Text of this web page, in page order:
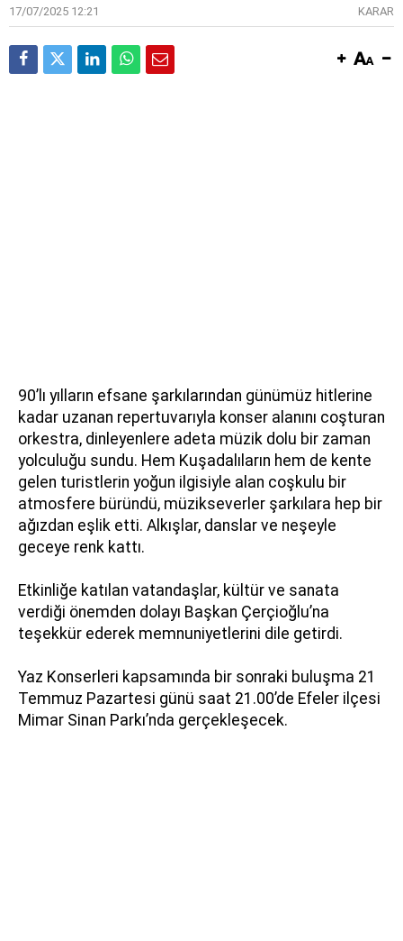
17/07/2025 12:21 KARAR
90’lı yılların efsane şarkılarından günümüz hitlerine
kadar uzanan repertuvarıyla konser alanını coşturan
orkestra, dinleyenlere adeta müzik dolu bir zaman
yolculuğu sundu. Hem Kuşadalıların hem de kente
gelen turistlerin yoğun ilgisiyle alan coşkulu bir
atmosfere büründü, müzikseverler şarkılara hep bir
ağızdan eşlik etti. Alkışlar, danslar ve neşeyle
geceye renk kattı.
Etkinliğe katılan vatandaşlar, kültür ve sanata
verdiği önemden dolayı Başkan Çerçioğlu’na
teşekkür ederek memnuniyetlerini dile getirdi.
Yaz Konserleri kapsamında bir sonraki buluşma 21
Temmuz Pazartesi günü saat 21.00’de Efeler ilçesi
Mimar Sinan Parkı’nda gerçekleşecek.